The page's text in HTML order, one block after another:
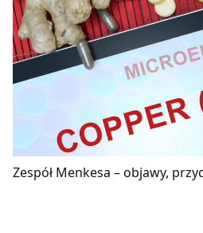
Zespół Menkesa – objawy,